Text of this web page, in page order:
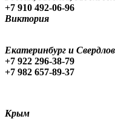
+7 910 492-06-96
Виктория
Екатеринбург и
+7 922 296-38-79
+7 982 657-89-37
Крым